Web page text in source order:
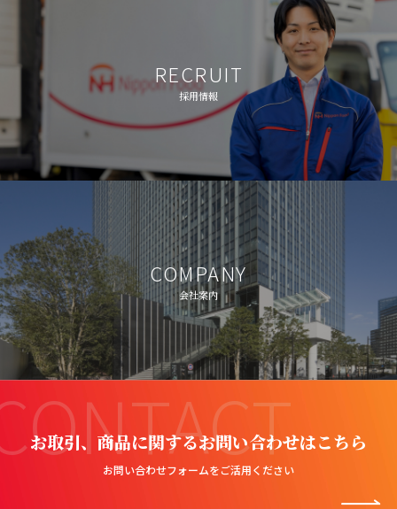
RECRUIT
採用情報
COMPANY
会社案内
お取引、商品に関するお問い合わせはこちら
お問い合わせフォームをご活用ください